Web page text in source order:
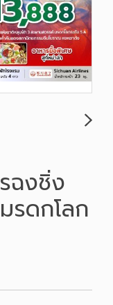
ฉงชิ่ง
รดกโลก